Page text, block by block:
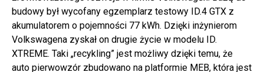
budowy był wycofany egzemplarz testowy ID.4 GTX z
akumulatorem o pojemności 77 kWh. Dzięki inżynierom
Volkswagena zyskał on drugie życie w modelu ID.
XTREME. Taki „recykling” jest możliwy dzięki temu, że
auto pierwowzór zbudowano na platformie MEB, która jest